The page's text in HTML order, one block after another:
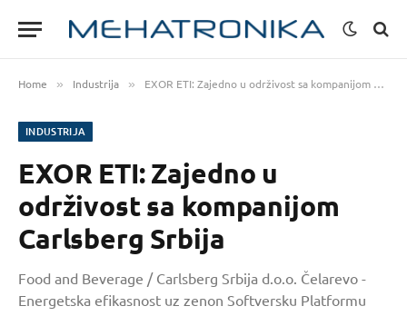
Home » Industrija » EXOR ETI: Zajedno u održivost sa kompanijom Carlsberg Srbija
INDUSTRIJA
EXOR ETI: Zajedno u
održivost sa kompanijom
Carlsberg Srbija
Food and Beverage / Carlsberg Srbija d.o.o. Čelarevo -
Energetska efikasnost uz zenon Softversku Platformu